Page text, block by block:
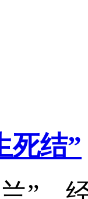
死结”